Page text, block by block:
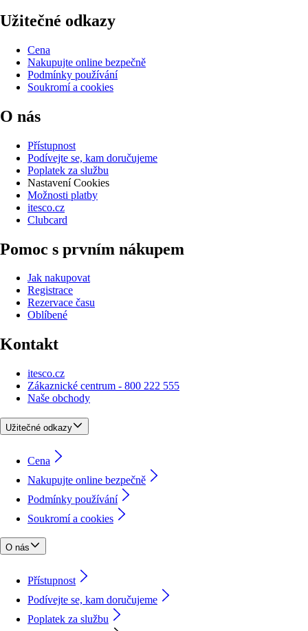
Užitečné odkazy
Cena
Nakupujte online bezpečně
Podmínky používání
Soukromí a cookies
O nás
Přístupnost
Podívejte se, kam doručujeme
Poplatek za službu
Nastavení Cookies
Možnosti platby
itesco.cz
Clubcard
Pomoc s prvním nákupem
Jak nakupovat
Registrace
Rezervace času
Oblíbené
Kontakt
itesco.cz
Zákaznické centrum - 800 222 555
Naše obchody
Užitečné odkazy
Cena
Nakupujte online bezpečně
Podmínky používání
Soukromí a cookies
O nás
Přístupnost
Podívejte se, kam doručujeme
Poplatek za službu